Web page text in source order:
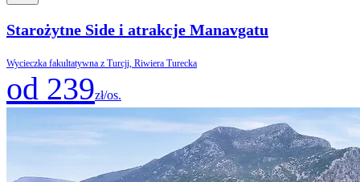
Starożytne Side i atrakcje Manavgatu
Wycieczka fakultatywna z Turcji, Riwiera Turecka
od 239zł/os.